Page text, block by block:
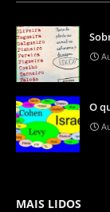
O
MAIS LIDOS